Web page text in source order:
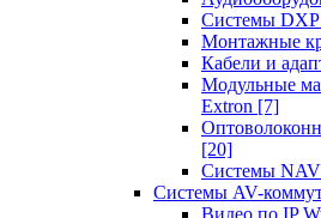
Системы DXP
Монтажные
Кабели и
Модульные
Extron [7]
[20]
Системы NAV
Системы AV-
Видео по IP